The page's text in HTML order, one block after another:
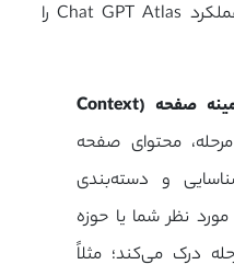
برای درک این موضوع، مراحل عملکرد Chat GPT Atlas را
مرحله اول؛ شناسایی زمینه صفحه (Context
محتوای صفحه
و دسته‌بندی
نظر شما یا حوزه
درک می‌کند؛ مثلاً